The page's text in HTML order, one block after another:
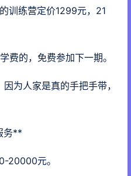
训练营定价1299元，21
费的，免费参加下一期。
为人家是真的手把手带，
务**
20000元。